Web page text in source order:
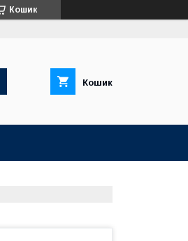
Кошик
Кошик